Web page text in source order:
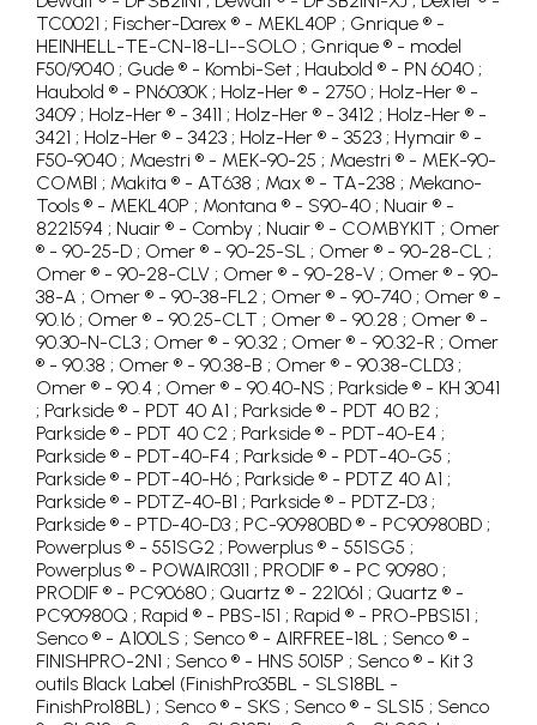
TC0021 ; Fischer-Darex ® - MEKL40P ; Gnrique ® -
HEINHELL-TE-CN-18-LI--SOLO ; Gnrique ® - model
F50/9040 ; Gude ® - Kombi-Set ; Haubold ® - PN 6040 ;
Haubold ® - PN6030K ; Holz-Her ® - 2750 ; Holz-Her ® -
3409 ; Holz-Her ® - 3411 ; Holz-Her ® - 3412 ; Holz-Her ® -
3421 ; Holz-Her ® - 3423 ; Holz-Her ® - 3523 ; Hymair ® -
F50-9040 ; Maestri ® - MEK-90-25 ; Maestri ® - MEK-90-
COMBI ; Makita ® - AT638 ; Max ® - TA-238 ; Mekano-
Tools ® - MEKL40P ; Montana ® - S90-40 ; Nuair ® -
8221594 ; Nuair ® - Comby ; Nuair ® - COMBYKIT ; Omer
® - 90-25-D ; Omer ® - 90-25-SL ; Omer ® - 90-28-CL ;
Omer ® - 90-28-CLV ; Omer ® - 90-28-V ; Omer ® - 90-
38-A ; Omer ® - 90-38-FL2 ; Omer ® - 90-740 ; Omer ® -
90.16 ; Omer ® - 90.25-CLT ; Omer ® - 90.28 ; Omer ® -
90.30-N-CL3 ; Omer ® - 90.32 ; Omer ® - 90.32-R ; Omer
® - 90.38 ; Omer ® - 90.38-B ; Omer ® - 90.38-CLD3 ;
Omer ® - 90.4 ; Omer ® - 90.40-NS ; Parkside ® - KH 3041
; Parkside ® - PDT 40 A1 ; Parkside ® - PDT 40 B2 ;
Parkside ® - PDT 40 C2 ; Parkside ® - PDT-40-E4 ;
Parkside ® - PDT-40-F4 ; Parkside ® - PDT-40-G5 ;
Parkside ® - PDT-40-H6 ; Parkside ® - PDTZ 40 A1 ;
Parkside ® - PDTZ-40-B1 ; Parkside ® - PDTZ-D3 ;
Parkside ® - PTD-40-D3 ; PC-90980BD ® - PC90980BD ;
Powerplus ® - 551SG2 ; Powerplus ® - 551SG5 ;
Powerplus ® - POWAIR0311 ; PRODIF ® - PC 90980 ;
PRODIF ® - PC90680 ; Quartz ® - 221061 ; Quartz ® -
PC90980Q ; Rapid ® - PBS-151 ; Rapid ® - PRO-PBS151 ;
Senco ® - A100LS ; Senco ® - AIRFREE-18L ; Senco ® -
FINISHPRO-2N1 ; Senco ® - HNS 5015P ; Senco ® - Kit 3
outils Black Label (FinishPro35BL - SLS18BL -
FinishPro18BL) ; Senco ® - SKS ; Senco ® - SLS15 ; Senco